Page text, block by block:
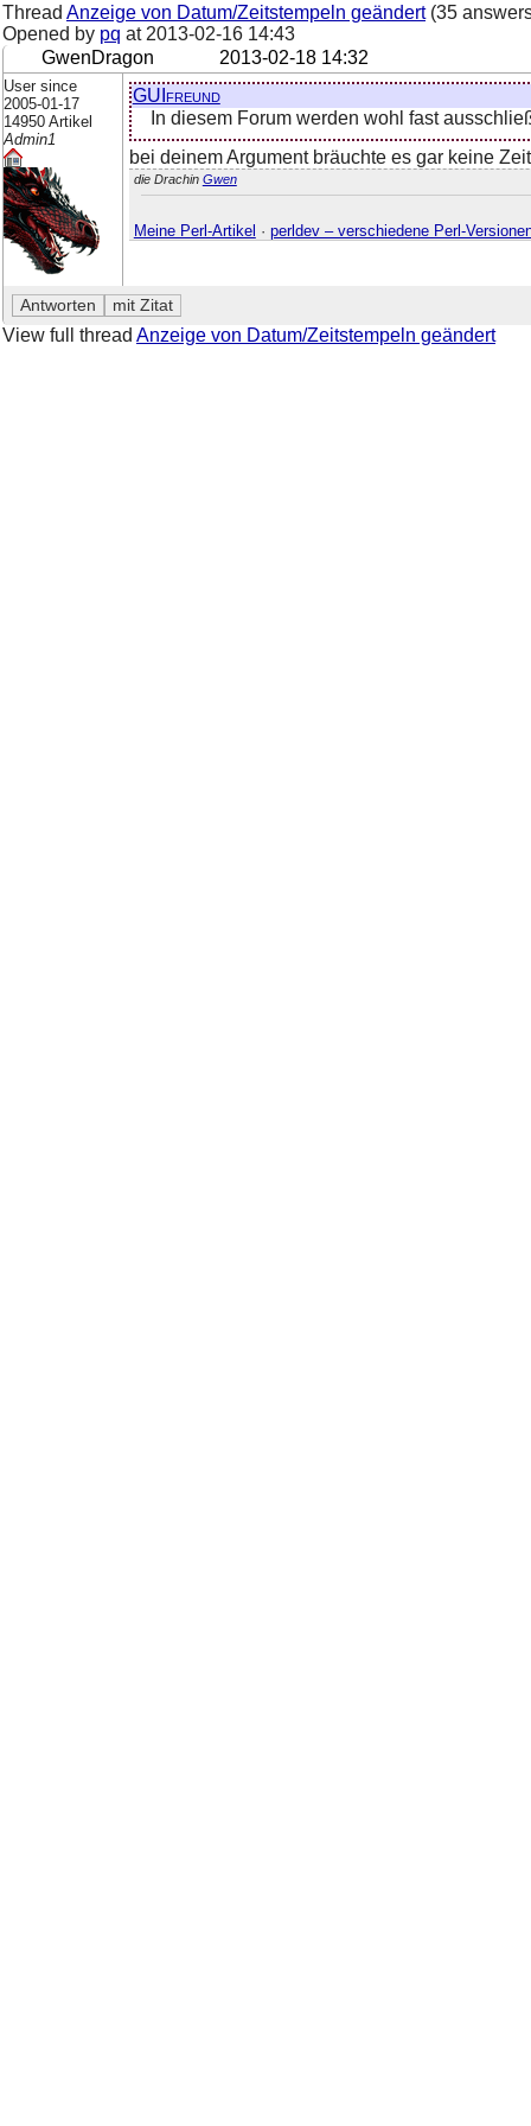
Thread Anzeige von Datum/Zeitstempeln geändert(35
Opened by pq at 2013-02-16 14:43
GwenDragon
2013-02-18 14:32
User since
2005-01-17
14950 Artikel
Admin1
GUIfreund
In diesem Forum werden wohl fast
bei deinem Argument bräuchte es gar keine
die Drachin Gwen
Meine Perl-Artikel · perldev – verschiedene Perl-
View full thread Anzeige von Datum/Zeitstempeln geändert